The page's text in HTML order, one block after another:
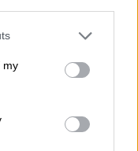
or more Google
You may click to
third-party tags to
in below Google
myτης Αττικής
το
πλαζ